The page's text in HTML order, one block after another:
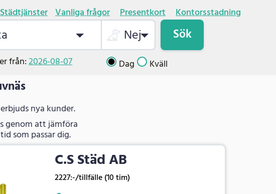
Städtjänster Vanliga frågor Presentkort Kontorsstadning
Nej Sök
från:2026-08-07 Dag Kväll
nya kunder.
genom att jämföra
som passar dig.
C.S Städ AB
2227:-/tillfälle (10 tim)